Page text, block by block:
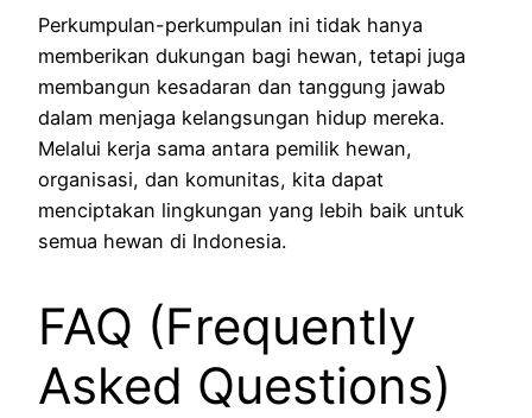
Perkumpulan-perkumpulan ini tidak hanya
memberikan dukungan bagi hewan, tetapi juga
membangun kesadaran dan tanggung jawab
dalam menjaga kelangsungan hidup mereka.
Melalui kerja sama antara pemilik hewan,
organisasi, dan komunitas, kita dapat
menciptakan lingkungan yang lebih baik untuk
semua hewan di Indonesia.
FAQ (Frequently
Asked Questions)